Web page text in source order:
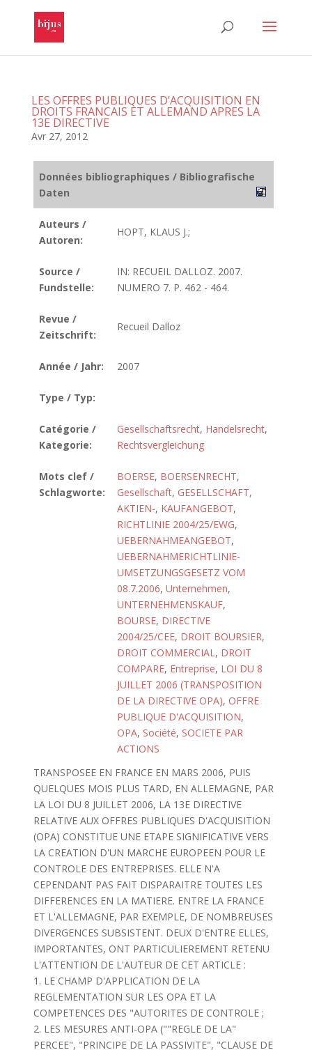
LES OFFRES PUBLIQUES D’ACQUISITION EN
DROITS FRANCAIS ET ALLEMAND APRES LA
13E DIRECTIVE
Avr 27, 2012
Données bibliographiques / Bibliografische
Daten
Auteurs /
Autoren:
HOPT, KLAUS J.;
Source /
Fundstelle:
IN: RECUEIL DALLOZ. 2007.
NUMERO 7. P. 462 - 464.
Revue /
Zeitschrift:
Recueil Dalloz
Année / Jahr: 2007
Type / Typ:
Catégorie /
Kategorie:
Gesellschaftsrecht, Handelsrecht,
Rechtsvergleichung
Mots clef /
Schlagworte:
BOERSE, BOERSENRECHT,
Gesellschaft, GESELLSCHAFT,
AKTIEN-, KAUFANGEBOT,
RICHTLINIE 2004/25/EWG,
UEBERNAHMEANGEBOT,
UEBERNAHMERICHTLINIE-
UMSETZUNGSGESETZ VOM
08.7.2006, Unternehmen,
UNTERNEHMENSKAUF,
BOURSE, DIRECTIVE
2004/25/CEE, DROIT BOURSIER,
DROIT COMMERCIAL, DROIT
COMPARE, Entreprise, LOI DU 8
JUILLET 2006 (TRANSPOSITION
DE LA DIRECTIVE OPA), OFFRE
PUBLIQUE D'ACQUISITION,
OPA, Société, SOCIETE PAR
ACTIONS
TRANSPOSEE EN FRANCE EN MARS 2006, PUIS
QUELQUES MOIS PLUS TARD, EN ALLEMAGNE, PAR
LA LOI DU 8 JUILLET 2006, LA 13E DIRECTIVE
RELATIVE AUX OFFRES PUBLIQUES D'ACQUISITION
(OPA) CONSTITUE UNE ETAPE SIGNIFICATIVE VERS
LA CREATION D'UN MARCHE EUROPEEN POUR LE
CONTROLE DES ENTREPRISES. ELLE N'A
CEPENDANT PAS FAIT DISPARAITRE TOUTES LES
DIFFERENCES EN LA MATIERE. ENTRE LA FRANCE
ET L'ALLEMAGNE, PAR EXEMPLE, DE NOMBREUSES
DIVERGENCES SUBSISTENT. DEUX D'ENTRE ELLES,
IMPORTANTES, ONT PARTICULIEREMENT RETENU
L'ATTENTION DE L'AUTEUR DE CET ARTICLE :
1. LE CHAMP D'APPLICATION DE LA
REGLEMENTATION SUR LES OPA ET LA
COMPETENCES DES "AUTORITES DE CONTROLE ;
2. LES MESURES ANTI-OPA (""REGLE DE LA"
PERCEE", "PRINCIPE DE LA PASSIVITE", "CLAUSE DE